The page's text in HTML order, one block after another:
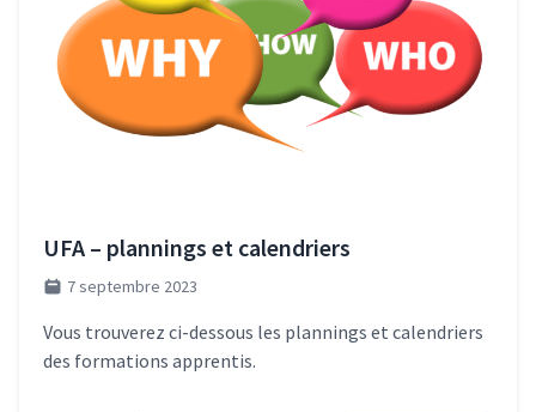
UFA – plannings et calendriers
7 septembre 2023
Vous trouverez ci-dessous les plannings et calendriers
des formations apprentis.